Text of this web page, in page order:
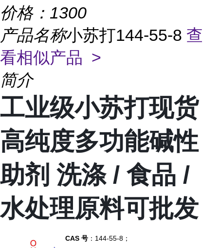
价格： 1300
产品名称小苏打144-55-8 查
看相似产品 >
简介
工业级小苏打现货
高纯度多功能碱性
助剂 洗涤 / 食品 /
水处理原料可批发
CAS 号 ：144-55-8；